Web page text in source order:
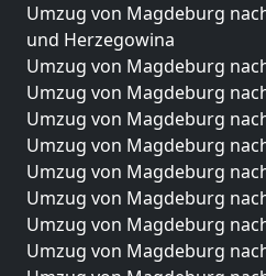
Umzug von Magdeburg
und Herzegowina
Umzug von Magdeburg
Umzug von Magdeburg
Umzug von Magdeburg
Umzug von Magdeburg
Umzug von Magdeburg
Umzug von Magdeburg
Umzug von Magdeburg
Umzug von Magdeburg